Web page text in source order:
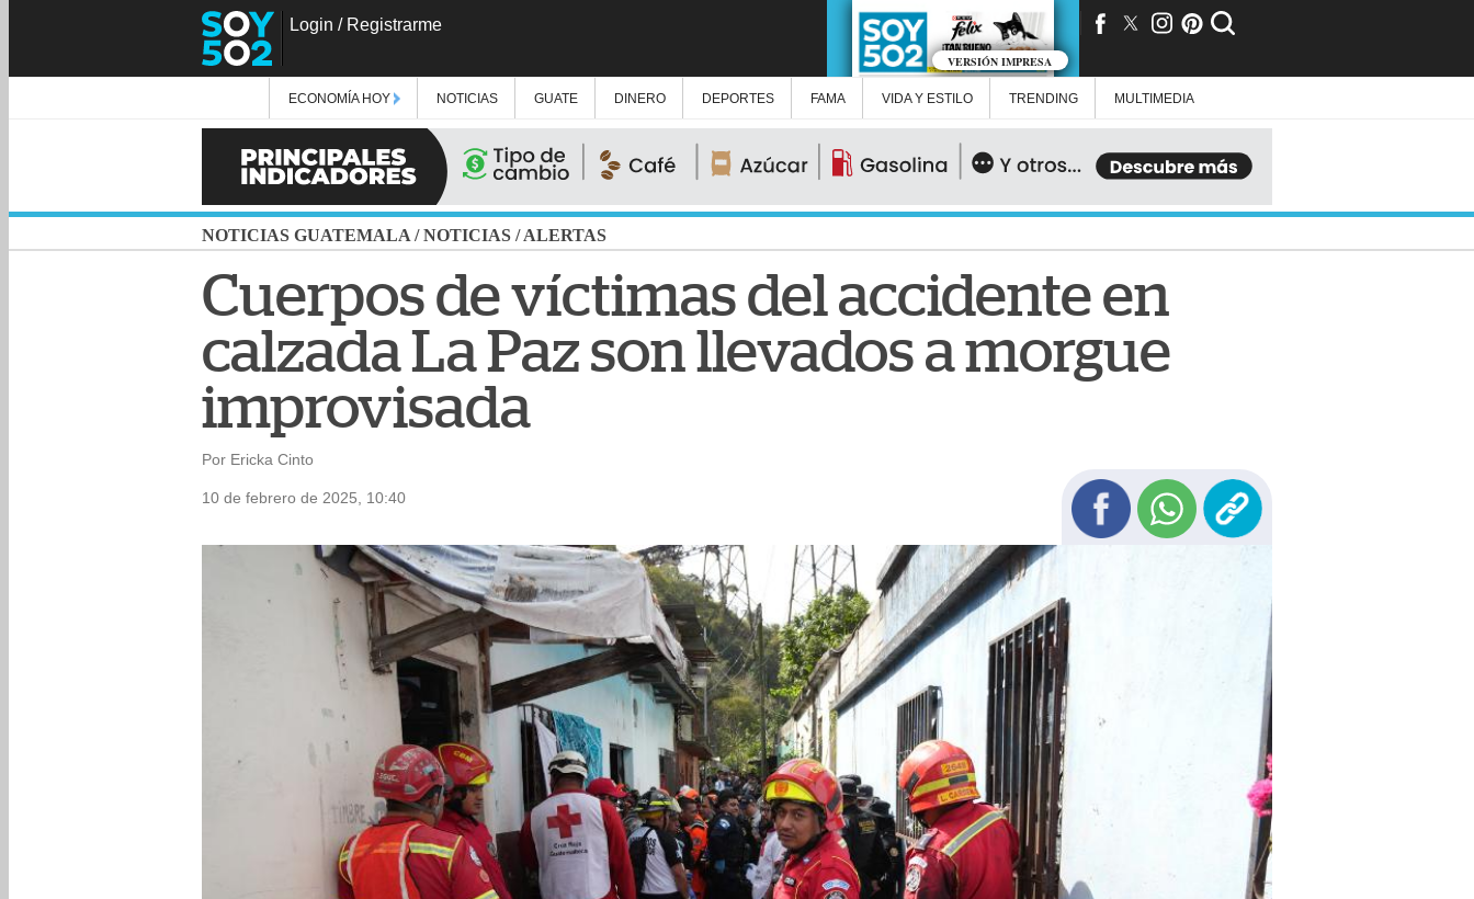
Login / Registrarme
VERSIÓN IMPRESA
ECONOMÍA HOY NOTICIAS GUATE DINERO DEPORTES FAMA VIDA Y ESTILO TRENDING MULTIMEDIA
NOTICIAS GUATEMALA /NOTICIAS /ALERTAS
Cuerpos de víctimas del accidente en
calzada La Paz son llevados a morgue
improvisada
Por Ericka Cinto
10 de febrero de 2025, 10:40